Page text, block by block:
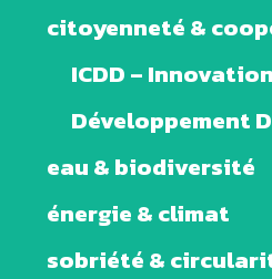
citoyenneté &
ICDD –
Développement
eau & biodiversité
énergie & climat
sobriété &